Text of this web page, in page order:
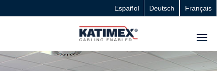
Français
Deutsch
Español